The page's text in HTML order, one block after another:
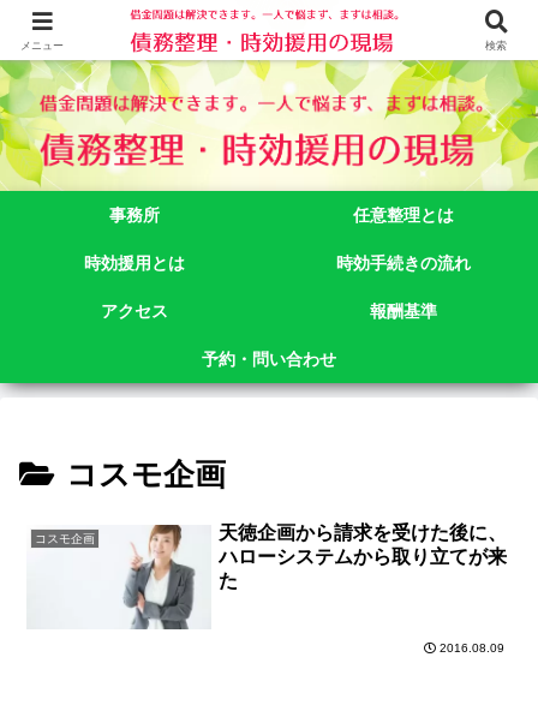
借金問題でお悩みなら司法書士法人御苑総合事務所にご相談下さい。 東京都
新宿区新宿二丁目５番１号アルテビル新宿４階 TEL:03-3356-3750
事務所 任意整理とは
時効援用とは 時効手続きの流れ
アクセス 報酬基準
予約・問い合わせ
コスモ企画
コスモ企画
天徳企画から請求を受けた後に、
ハローシステムから取り立てが来
た
2016.08.09
メニュー 検索